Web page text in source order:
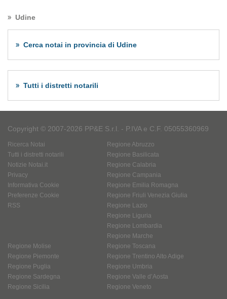
Udine
Cerca notai in provincia di Udine
Tutti i distretti notarili
Copyright © 2007-2026 PP&E S.r.l. - P.IVA e C.F. 05055360969
Ricerca Notai
Tutti i distretti notarili
Notizie Notai.it
Privacy
Informativa Cookie
Preferenze Cookie
RSS
Regione Abruzzo
Regione Basilicata
Regione Calabria
Regione Campania
Regione Emilia Romagna
Regione Friuli Venezia Giulia
Regione Lazio
Regione Liguria
Regione Lombardia
Regione Marche
Regione Molise
Regione Piemonte
Regione Puglia
Regione Sardegna
Regione Sicilia
Regione Toscana
Regione Trentino Alto Adige
Regione Umbria
Regione Valle d’Aosta
Regione Veneto